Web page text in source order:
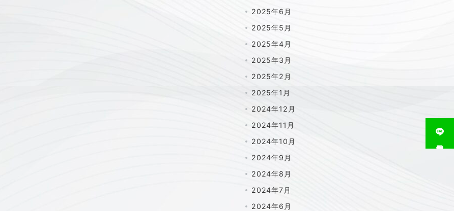
2025年6月
2025年5月
2025年4月
2025年3月
2025年2月
2025年1月
2024年12月
2024年11月
2024年10月
2024年9月
2024年8月
2024年7月
2024年6月